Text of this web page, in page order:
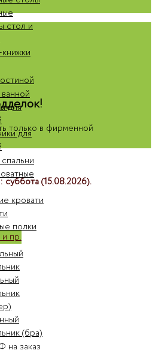
стол и
для
для
кровати
полки
(бра)
заказ
только в фирменной
суббота (15.08.2026).
пр.